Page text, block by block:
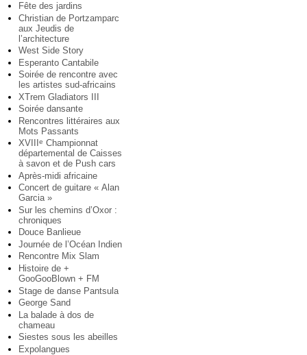
Fête des jardins
Christian de Portzamparc
aux Jeudis de
l’architecture
West Side Story
Esperanto Cantabile
Soirée de rencontre avec
les artistes sud-africains
XTrem Gladiators III
Soirée dansante
Rencontres littéraires aux
Mots Passants
XVIII
e Championnat
départemental de Caisses
à savon et de Push cars
Après-midi africaine
Concert de guitare « Alan
Garcia »
Sur les chemins d’Oxor :
chroniques
Douce Banlieue
Journée de l’Océan Indien
Rencontre Mix Slam
Histoire de +
GooGooBlown + FM
Stage de danse Pantsula
George Sand
La balade à dos de
chameau
Siestes sous les abeilles
Expolangues